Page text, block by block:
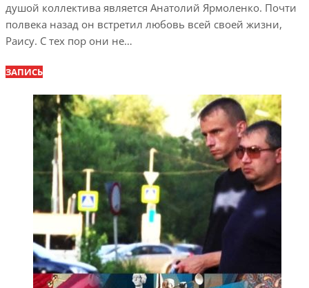
душой коллектива является Анатолий Ярмоленко. Почти
полвека назад он встретил любовь всей своей жизни,
Раису. С тех пор они не…
ЗАПИСЬ